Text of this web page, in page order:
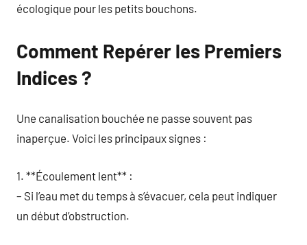
écologique pour les petits bouchons.
Comment Repérer les Premiers
Indices ?
Une canalisation bouchée ne passe souvent pas
inaperçue. Voici les principaux signes :
1. **Écoulement lent** :
– Si l’eau met du temps à s’évacuer, cela peut indiquer
un début d’obstruction.